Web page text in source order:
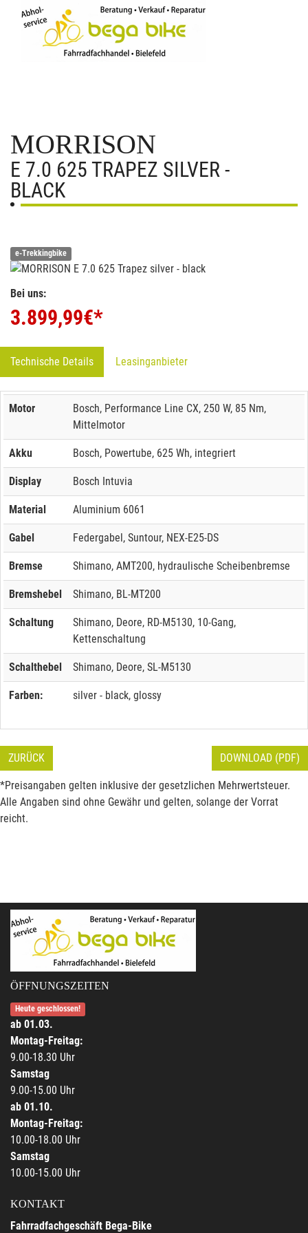
MORRISON
E 7.0 625 TRAPEZ SILVER -
BLACK
e-Trekkingbike
Bei uns:
3.899,99€*
Technische Details Leasinganbieter
Motor
Bosch, Performance Line CX, 250 W, 85 Nm,
Mittelmotor
Akku Bosch, Powertube, 625 Wh, integriert
Display Bosch Intuvia
Material Aluminium 6061
Gabel Federgabel, Suntour, NEX-E25-DS
Bremse Shimano, AMT200, hydraulische Scheibenbremse
Bremshebel Shimano, BL-MT200
Schaltung
Shimano, Deore, RD-M5130, 10-Gang,
Kettenschaltung
Schalthebel Shimano, Deore, SL-M5130
Farben: silver - black, glossy
ZURÜCK DOWNLOAD (PDF)
*Preisangaben gelten inklusive der gesetzlichen Mehrwertsteuer.
Alle Angaben sind ohne Gewähr und gelten, solange der Vorrat
reicht.
ÖFFNUNGSZEITEN
Heute geschlossen!
ab 01.03.
Montag-Freitag:
9.00-18.30 Uhr
Samstag
9.00-15.00 Uhr
ab 01.10.
Montag-Freitag:
10.00-18.00 Uhr
Samstag
10.00-15.00 Uhr
KONTAKT
Fahrradfachgeschäft Bega-Bike